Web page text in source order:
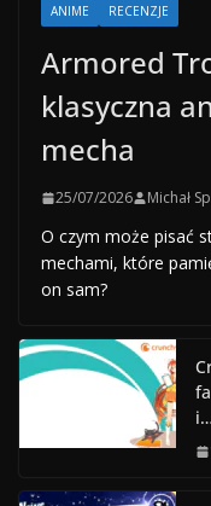
ANIME RECENZJE
Armored
klasyczna
mecha
25/07/2026 Michał
O czym może pisać
mechami, które
on sam?
i…